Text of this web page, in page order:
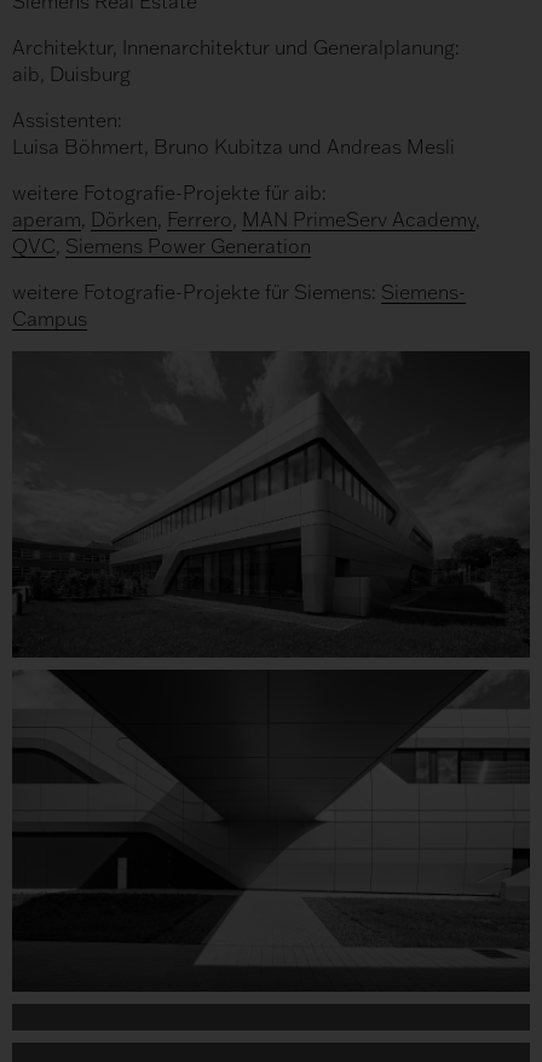
Architektur, Innenarchitektur und Generalplanung:
aib, Duisburg
Assistenten:
Luisa Böhmert, Bruno Kubitza und Andreas Mesli
weitere Fotografie-Projekte für aib:
aperam Dörken Ferrero MAN PrimeServ Academy
QVC Siemens Power Generation
weitere Fotografie-Projekte für Siemens: Siemens-
Campus